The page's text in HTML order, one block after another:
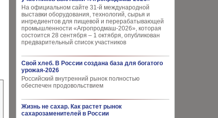
На официальном сайте 31-й международной
выставки оборудования, технологий, сырья и
ингредиентов для пищевой и перерабатывающей
промышленности «Агропродмаш-2026», которая
состоится 28 сентября – 1 октября, опубликован
предварительный список участников
Свой хлеб. В России создана база для богатого
урожая-2026
Российский внутренний рынок полностью
обеспечен продовольствием
Жизнь не сахар. Как растет рынок
сахарозаменителей в России